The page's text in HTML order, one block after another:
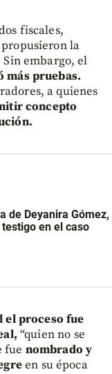
fiscales,
propusieron la
embargo, el
más pruebas.
a quienes
concepto
de Deyanira Gómez,
en el caso
el proceso fue
“quien no se
fue nombrado y
en su época